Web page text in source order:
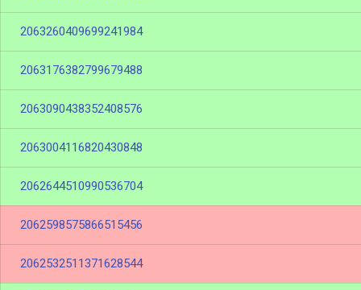
2063260409699241984
2063176382799679488
2063090438352408576
2063004116820430848
2062644510990536704
2062598575866515456
2062532511371628544